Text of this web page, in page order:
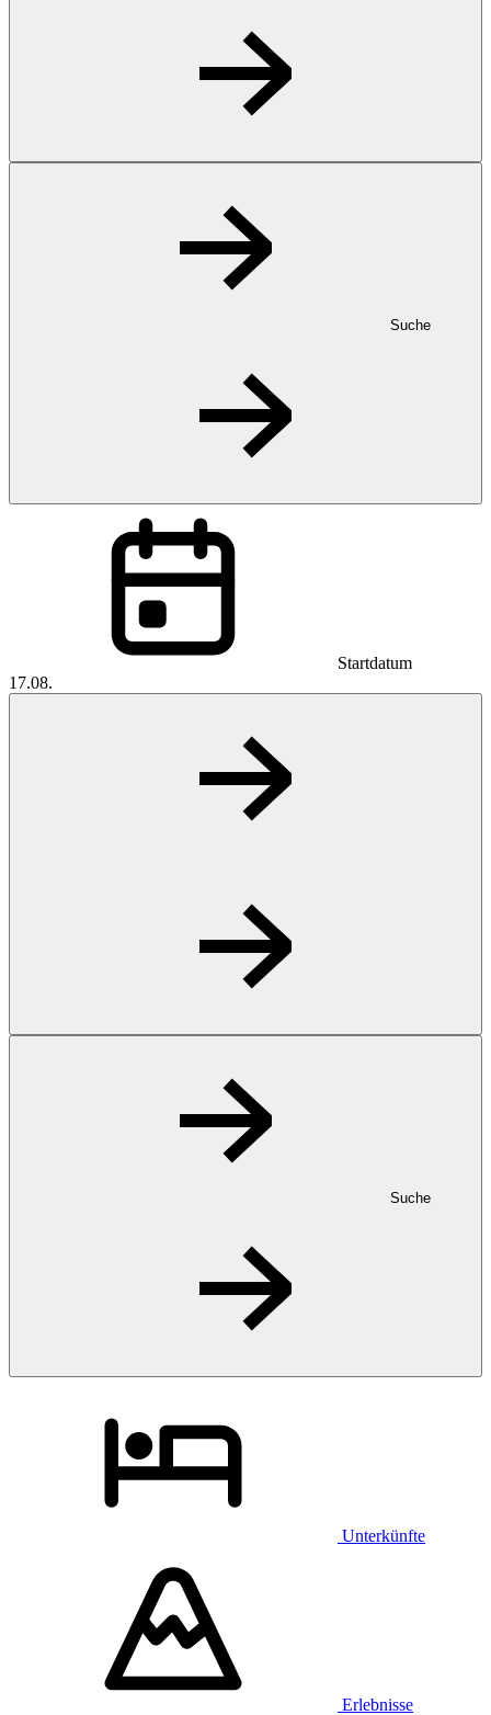
Suche
Startdatum
17.08.
Suche
Unterkünfte
Erlebnisse